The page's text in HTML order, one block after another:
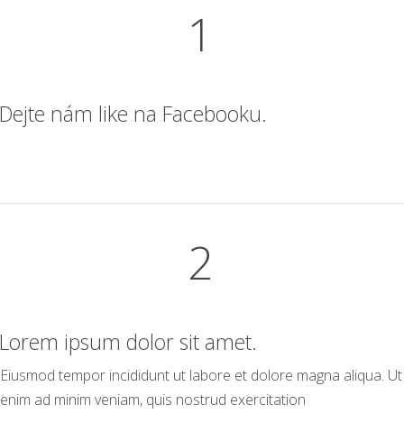
1
nám like na Facebooku.
2
ipsum dolor sit amet.
Eiusmod tempor incididunt ut labore et dolore magna aliqua. Ut
enim ad minim veniam, quis nostrud exercitation